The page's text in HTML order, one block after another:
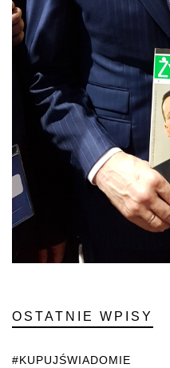
OSTATNIE WPISY
#KUPUJŚWIADOMIE